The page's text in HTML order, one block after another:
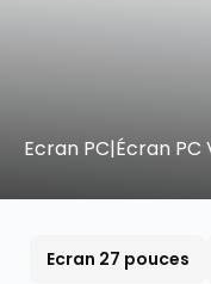
Ecran PC|Écran
Ecran 27 pouces